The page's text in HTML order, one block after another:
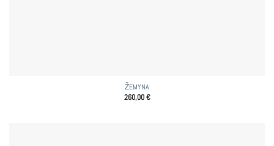
ŽEMYNA
260,00€